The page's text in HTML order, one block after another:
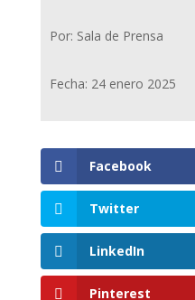
Por: Sala de Prensa
Fecha: 24 enero 2025
Facebook
Twitter
LinkedIn
Pinterest